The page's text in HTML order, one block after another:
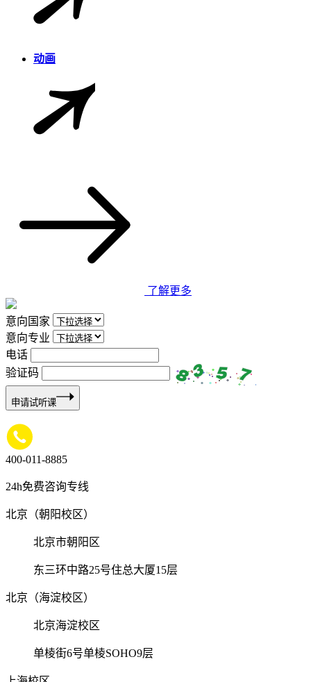
动画
了解更多
意向国家
意向专业
电话
验证码
申请试听课
400-011-8885
24h免费咨询专线
北京（朝阳校区）
北京市朝阳区
东三环中路25号住总大厦15层
北京（海淀校区）
北京海淀校区
单棱街6号单棱SOHO9层